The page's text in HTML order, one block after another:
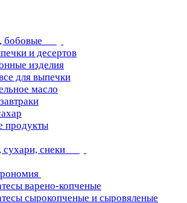
бобовые
и десертов
изделия
для выпечки
масло
продукты
снеки
варено-копченые
сырокопченые и сыровяленые